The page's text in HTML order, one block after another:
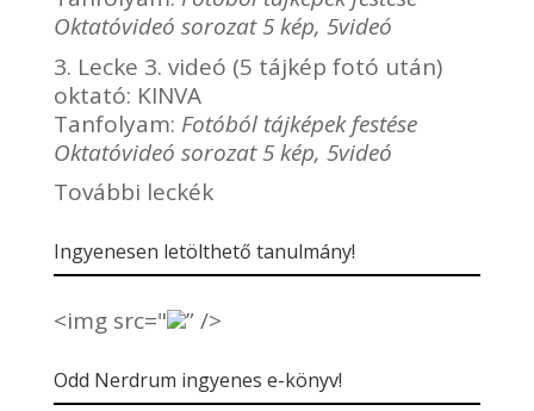
Oktatóvideó sorozat 5 kép, 5videó
3. Lecke 3. videó (5 tájkép fotó után)
oktató: KINVA
Tanfolyam: Fotóból tájképek festése
Oktatóvideó sorozat 5 kép, 5videó
További leckék
Ingyenesen letölthető tanulmány!
<img src=" ” />
Odd Nerdrum ingyenes e-könyv!